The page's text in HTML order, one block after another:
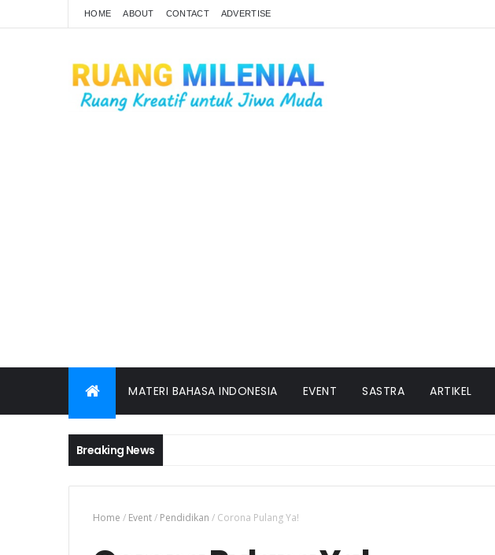
HOME ABOUT CONTACT ADVERTISE
MATERI BAHASA INDONESIA EVENT SASTRA ARTIKEL
Breaking News
Home / Event/ Pendidikan / Corona Pulang Ya!